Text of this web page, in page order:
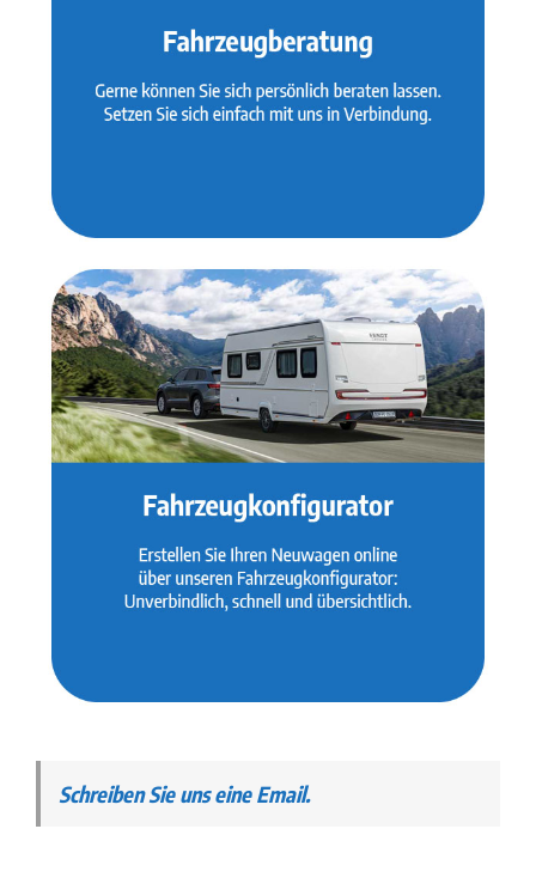
Schreiben Sie uns eine Email.